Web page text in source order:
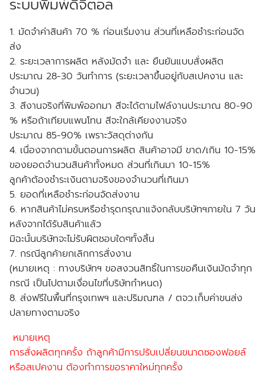
ระบบพิมพ์ดิจิตอล
1. มัดจำค่าสินค้า 70 % ก่อนเริ่มงาน ส่วนที่เหลือชำระก่อนจัด
ส่ง
2. ระยะเวลาการผลิต หลังมัดจำ และ ยืนยันแบบสั่งผลิต
ประมาณ 28-30 วันทำการ (ระยะเวลาขึ้นอยู่กับสเปคงาน และ
จำนวน)
3. สีงานจริงที่พิมพ์ออกมา สีจะได้ตามไฟล์งานประมาณ 80-90
% หรือถ้าเทียบแพนโทน สีจะใกล้เคียงงานจริง
ประมาณ 85-90% เพราะวัสดุต่างกัน
4. เนื่องจากตามขั้นตอนการผลิต สินค้าอาจมี ขาด/เกิน 10-15%
ของยอดจำนวนสินค้าทั้งหมด ส่วนที่เกินมา 10-15%
ลูกค้าต้องชำระเงินตามจริงของจำนวนที่เกินมา
5. ยอดที่เหลือชำระก่อนจัดส่งงาน
6. หากสินค้าไม่ครบหรือชำรุดกรุณาแจ้งกลับบริษัทฯภายใน 7 วัน
หลังจากได้รับสินค้าแล้ว
มิฉะนั้นบริษัทจะไม่รับผิตชอบใดๆทั้งสิ้น
7. กรณีลูกค้ายกเลิกการสั่งงาน
(หมายเหตุ : ทางบริษัทฯ ขอสงวนสิทธิ์ในการขอคืนเงินมัดจำทุก
กรณี เป็นไปตามเงื่อนไขที่บริษัทกำหนด)
8. ส่งฟรีในพื้นที่กรุงเทพฯ และปริมณฑล / ตจว.เก็บค่าขนส่ง
ปลายทางตามจริง
หมายเหตุ
การสั่งผลิตทุกครั้ง ถ้าลูกค้ามีการปรับเปลี่ยนขนาดซองฟอยล์
หรือสเปคงาน ต้องทำการขอราคาใหม่ทุกครั้ง